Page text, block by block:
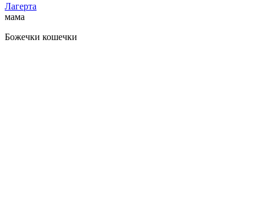
Лагерта
мама
Божечки кошечки